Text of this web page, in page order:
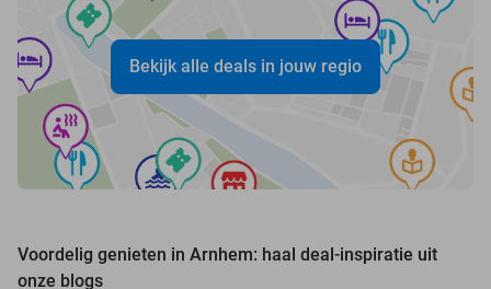
Bekijk alle deals in jouw regio
Voordelig genieten in Arnhem: haal deal-inspiratie uit
onze blogs